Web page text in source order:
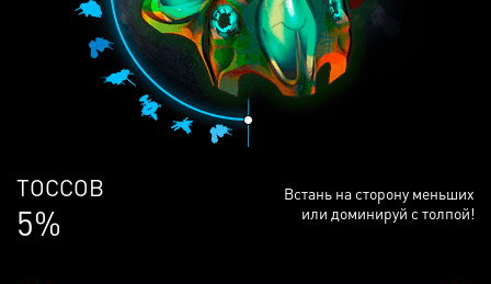
ЛЮДЕЙ
69%
Встань на сторону меньших
или доминируй с толпой!